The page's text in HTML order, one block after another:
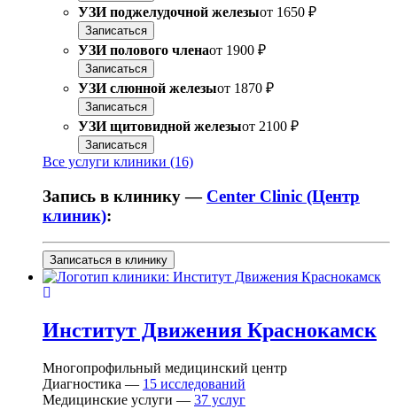
УЗИ поджелудочной железыот 1650 ₽
Записаться
УЗИ полового членаот 1900 ₽
Записаться
УЗИ слюнной железыот 1870 ₽
Записаться
УЗИ щитовидной железыот 2100 ₽
Записаться
Все услуги клиники (16)
Запись в клинику — Center Clinic (Центр
клиник):
Записаться в клинику
Институт Движения Краснокамск
Многопрофильный медицинский центр
Диагностика — 15 исследований
Медицинские услуги — 37 услуг